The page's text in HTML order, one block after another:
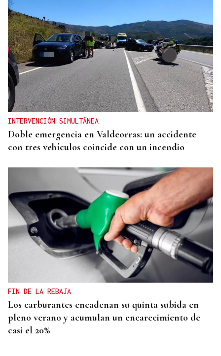
INTERVENCIÓN SIMULTÁNEA
Doble emergencia en Valdeorras: un accidente
con tres vehículos coincide con un incendio
FIN DE LA REBAJA
Los carburantes encadenan su quinta subida en
pleno verano y acumulan un encarecimiento de
casi el 20%